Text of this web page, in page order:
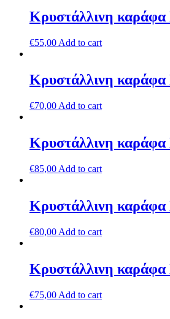
Κρυστάλλινη
€55,00 Add to cart
Κρυστάλλινη
€70,00 Add to cart
Κρυστάλλινη
€85,00 Add to cart
Κρυστάλλινη
€80,00 Add to cart
Κρυστάλλινη
€75,00 Add to cart